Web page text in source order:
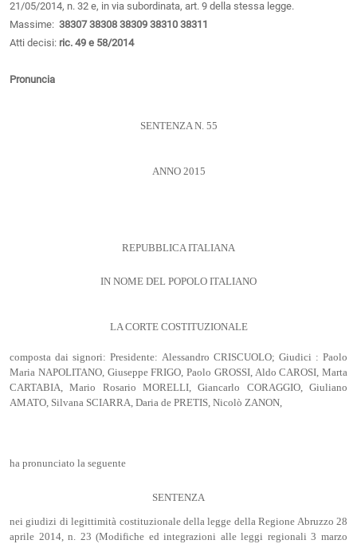
21/05/2014, n. 32 e, in via subordinata, art. 9 della stessa legge.
Massime: 38307 38308 38309 38310 38311
Atti decisi: ric. 49 e 58/2014
Pronuncia
SENTENZA N. 55
ANNO 2015
REPUBBLICA ITALIANA
IN NOME DEL POPOLO ITALIANO
LA CORTE COSTITUZIONALE
composta dai signori: Presidente: Alessandro CRISCUOLO; Giudici : Paolo
Maria NAPOLITANO, Giuseppe FRIGO, Paolo GROSSI, Aldo CAROSI, Marta
CARTABIA, Mario Rosario MORELLI, Giancarlo CORAGGIO, Giuliano
AMATO, Silvana SCIARRA, Daria de PRETIS, Nicolò ZANON,
ha pronunciato la seguente
SENTENZA
nei giudizi di legittimità costituzionale della legge della Regione Abruzzo 28
aprile 2014, n. 23 (Modifiche ed integrazioni alle leggi regionali 3 marzo